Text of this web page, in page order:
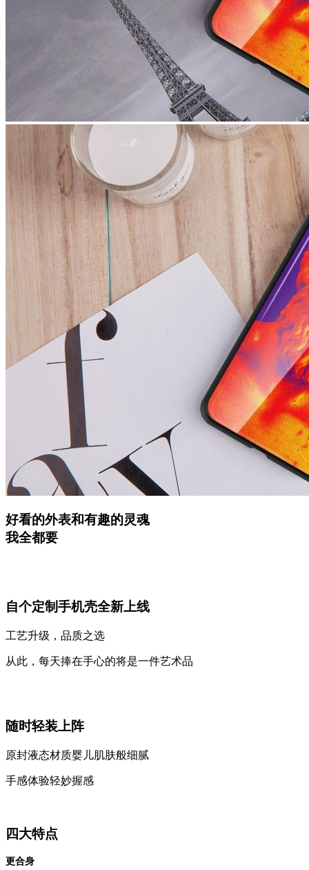
好看的外表和有趣的灵魂
我全都要
自个定制手机壳全新上线
工艺升级，品质之选
从此，每天捧在手心的将是一件艺术品
随时轻装上阵
原封液态材质婴儿肌肤般细腻
手感体验轻妙握感
四大特点